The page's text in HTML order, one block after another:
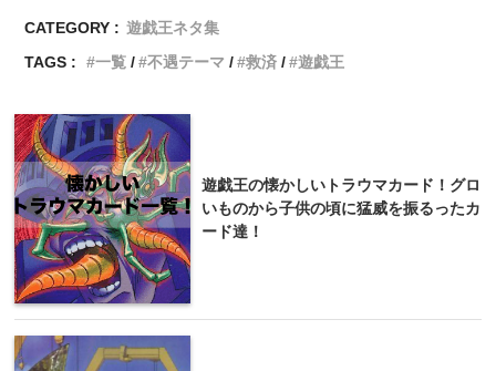
CATEGORY : 遊戯王ネタ集
TAGS :
一覧 不遇テーマ 救済 遊戯王
遊戯王の懐かしいトラウマカード！グロ
いものから子供の頃に猛威を振るったカ
ード達！